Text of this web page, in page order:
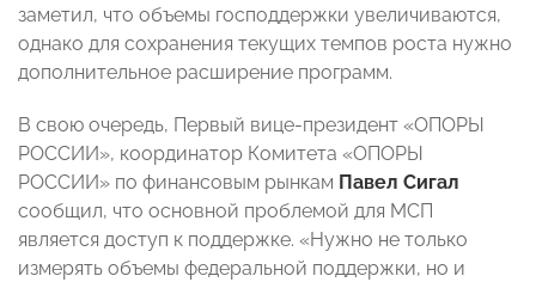
заметил, что объемы господдержки увеличиваются,
однако для сохранения текущих темпов роста нужно
дополнительное расширение программ.
В свою очередь, Первый вице-президент «ОПОРЫ
РОССИИ», координатор Комитета «ОПОРЫ
РОССИИ» по финансовым рынкам Павел Сигал
сообщил, что основной проблемой для МСП
является доступ к поддержке. «Нужно не только
измерять объемы федеральной поддержки, но и